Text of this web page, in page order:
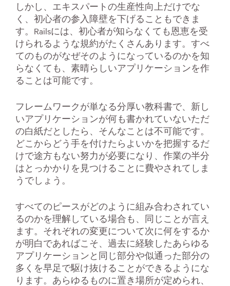
しかし、エキスパートの生産性向上だけでな
く、初心者の参入障壁を下げることもできま
す。Railsには、初心者が知らなくても恩恵を受
けられるような規約がたくさんあります。すべ
てのものがなぜそのようになっているのかを知
らなくても、素晴らしいアプリケーションを作
ることは可能です。
フレームワークが単なる分厚い教科書で、新し
いアプリケーションが何も書かれていないただ
の白紙だとしたら、そんなことは不可能です。
どこからどう手を付けたらよいかを把握するだ
けで途方もない努力が必要になり、作業の半分
はとっかかりを見つけることに費やされてしま
うでしょう。
すべてのピースがどのように組み合わされてい
るのかを理解している場合も、同じことが言え
ます。それぞれの変更について次に何をするか
が明白であればこそ、過去に経験したあらゆる
アプリケーションと同じ部分や似通った部分の
多くを早足で駆け抜けることができるようにな
ります。あらゆるものに置き場所が定められ、